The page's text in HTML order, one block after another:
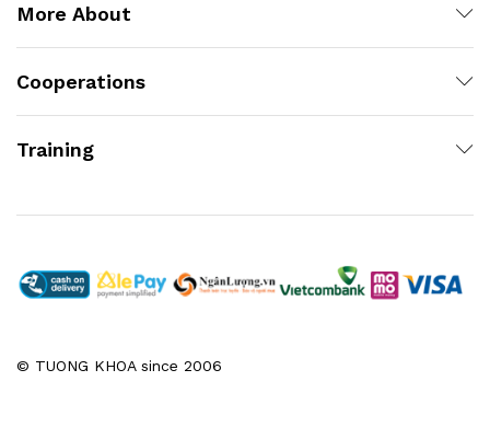
More About
Cooperations
Training
© TUONG KHOA since 2006